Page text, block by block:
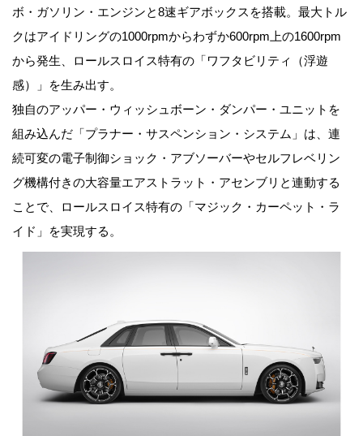
ボ・ガソリン・エンジンと8速ギアボックスを搭載。最大トル
クはアイドリングの1000rpmからわずか600rpm上の1600rpm
から発生、ロールスロイス特有の「ワフタビリティ（浮遊
感）」を生み出す。
独自のアッパー・ウィッシュボーン・ダンパー・ユニットを
組み込んだ「プラナー・サスペンション・システム」は、連
続可変の電子制御ショック・アブソーバーやセルフレベリン
グ機構付きの大容量エアストラット・アセンブリと連動する
ことで、ロールスロイス特有の「マジック・カーペット・ラ
イド」を実現する。